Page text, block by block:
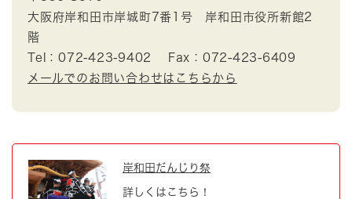
大阪府岸和田市岸城町7番1号 岸和田市役所新館2
階
Tel：072-423-9402
Fax：072-423-6409
メールでのお問い合わせはこちらから
岸和田だんじり祭
詳しくはこちら！